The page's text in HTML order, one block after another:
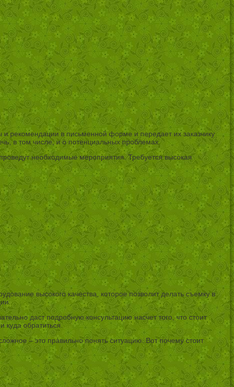
рекомендации в письменной форме и передает их заказчику
в том числе, и о потенциальных проблемах.
необходимые мероприятия. Требуется высокая
высокого качества, которое позволит делать съемку в
даст подробную консультацию насчет того, что стоит
куда обратиться.
– это правильно понять ситуацию. Вот почему стоит